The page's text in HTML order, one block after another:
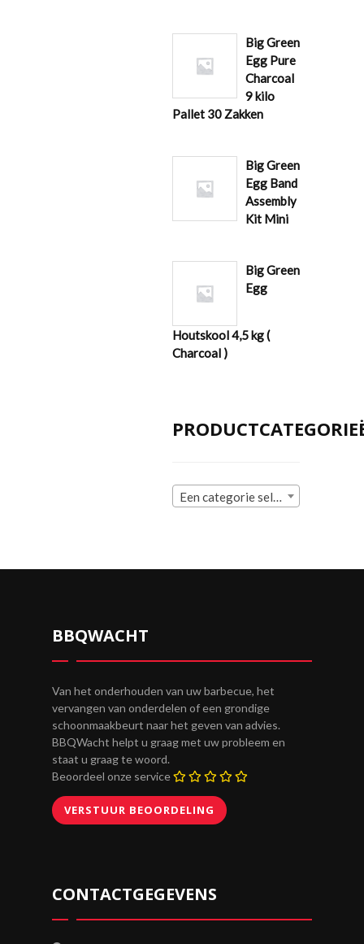
Big Green
Egg Pure
Charcoal
9 kilo
Pallet 30 Zakken
Big Green
Egg Band
Assembly
Kit Mini
Big Green
Egg
Houtskool 4,5 kg (
Charcoal )
BBQWACHT
Van het onderhouden van uw barbecue, het
vervangen van onderdelen of een grondige
schoonmaakbeurt naar het geven van advies.
BBQWacht helpt u graag met uw probleem en
staat u graag te woord.
Beoordeel onze service
CONTACTGEGEVENS